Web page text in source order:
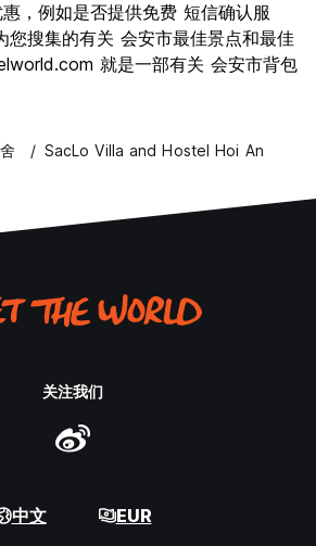
7.0
8.4
，例如是否提供免费 短信确认服
您搜集的有关 会安市最佳景点和最佳
就是一部有关 会安市背包
SacLo Villa and Hostel Hoi An
关注我们
中文 EUR